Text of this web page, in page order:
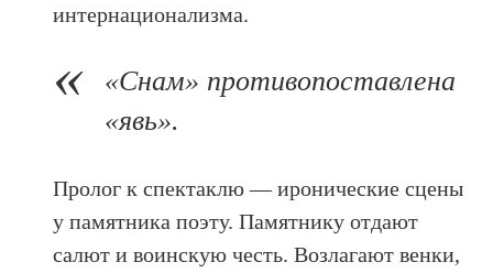
интернационализма.
«Снам» противопоставлена
«явь».
Пролог к спектаклю — иронические сцены
у памятника поэту. Памятнику отдают
салют и воинскую честь. Возлагают венки,